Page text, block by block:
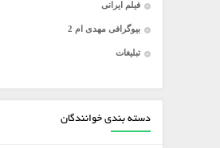
فیلم ایرانی
بیوگرافی مهدی ام 2
تبلیغات
دسته بندی خوانندگان